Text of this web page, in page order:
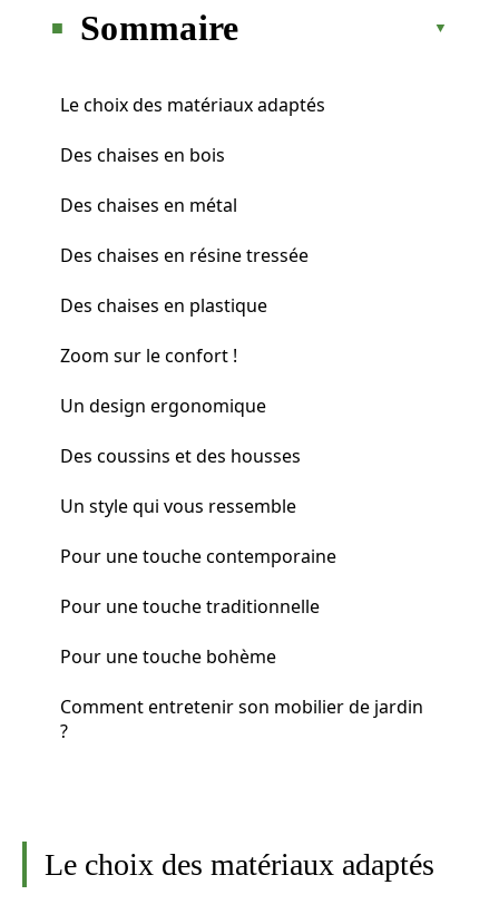
Sommaire
Le choix des matériaux adaptés
Des chaises en bois
Des chaises en métal
Des chaises en résine tressée
Des chaises en plastique
Zoom sur le confort !
Un design ergonomique
Des coussins et des housses
Un style qui vous ressemble
Pour une touche contemporaine
Pour une touche traditionnelle
Pour une touche bohème
Comment entretenir son mobilier de jardin
?
Le choix des matériaux adaptés